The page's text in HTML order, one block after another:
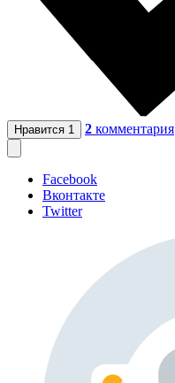
Нравится 1 2 комментария
Facebook
Вконтакте
Twitter